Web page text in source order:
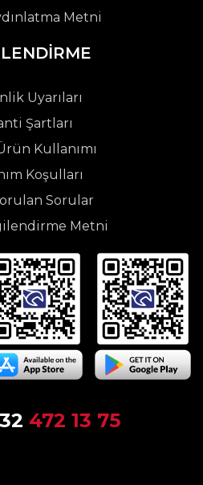
Metni
Uyarıları
Şartları
Kullanımı
Koşulları
Sorular
Metni
472 13 75